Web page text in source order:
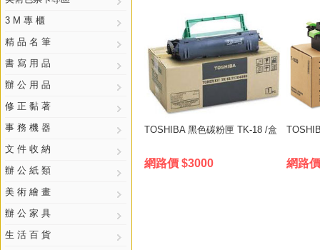
3 M 專 櫃
精 品 名 筆
書 寫 用 品
辦 公 用 品
修 正 黏 著
事 務 機 器
文 件 收 納
辦 公 紙 類
美 術 繪 畫
辦 公 家 具
生 活 百 貨
TOSHIBA 黑色碳粉匣 TK-18 /盒
網路價 $3000 網路